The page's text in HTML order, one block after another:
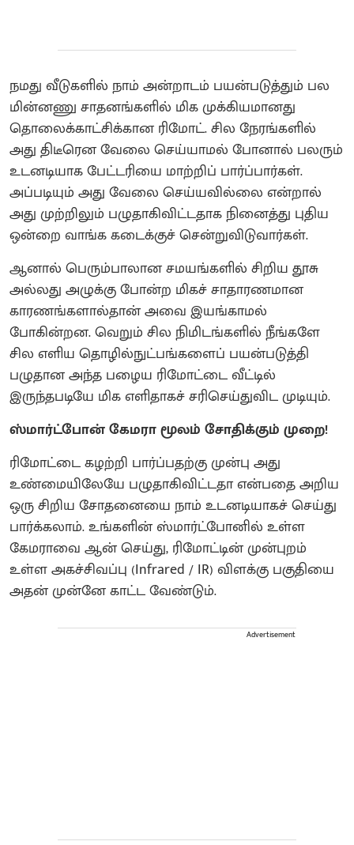
நமது வீடுகளில் நாம் அன்றாடம் பயன்படுத்தும் பல
மின்னணு சாதனங்களில் மிக முக்கியமானது
தொலைக்காட்சிக்கான ரிமோட். சில நேரங்களில்
அது திடீரென வேலை செய்யாமல் போனால் பலரும்
உடனடியாக பேட்டரியை மாற்றிப் பார்ப்பார்கள்.
அப்படியும் அது வேலை செய்யவில்லை என்றால்
அது முற்றிலும் பழுதாகிவிட்டதாக நினைத்து புதிய
ஒன்றை வாங்க கடைக்குச் சென்றுவிடுவார்கள்.
ஆனால் பெரும்பாலான சமயங்களில் சிறிய தூசு
அல்லது அழுக்கு போன்ற மிகச் சாதாரணமான
காரணங்களால்தான் அவை இயங்காமல்
போகின்றன. வெறும் சில நிமிடங்களில் நீங்களே
சில எளிய தொழில்நுட்பங்களைப் பயன்படுத்தி
பழுதான அந்த பழைய ரிமோட்டை வீட்டில்
இருந்தபடியே மிக எளிதாகச் சரிசெய்துவிட முடியும்.
ஸ்மார்ட்போன் கேமரா மூலம் சோதிக்கும் முறை!
ரிமோட்டை கழற்றி பார்ப்பதற்கு முன்பு அது
உண்மையிலேயே பழுதாகிவிட்டதா என்பதை அறிய
ஒரு சிறிய சோதனையை நாம் உடனடியாகச் செய்து
பார்க்கலாம். உங்களின் ஸ்மார்ட்போனில் உள்ள
கேமராவை ஆன் செய்து, ரிமோட்டின் முன்புறம்
உள்ள அகச்சிவப்பு (Infrared / IR) விளக்கு பகுதியை
அதன் முன்னே காட்ட வேண்டும்.
Advertisement